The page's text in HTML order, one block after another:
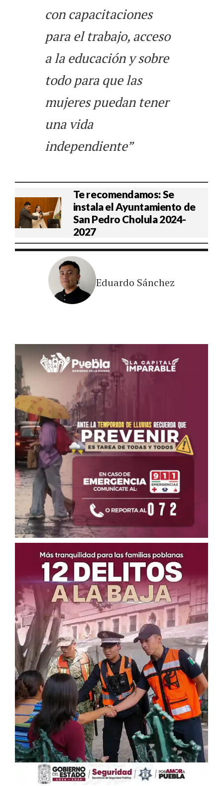
con capacitaciones
para el trabajo, acceso
a la educación y sobre
todo para que las
mujeres puedan tener
una vida
independiente”
Te recomendamos: Se
instala el Ayuntamiento de
San Pedro Cholula 2024-
2027
Eduardo Sánchez